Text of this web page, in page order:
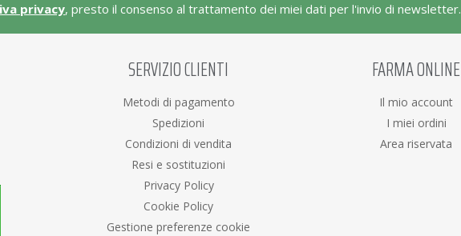
privacy, presto il consenso al trattamento dei miei dati per l'invio di newsletter.
SERVIZIO CLIENTI
Metodi di pagamento
Spedizioni
Condizioni di vendita
Resi e sostituzioni
Privacy Policy
Cookie Policy
Gestione preferenze cookie
FARMA ONLINE
Il mio account
I miei ordini
Area riservata